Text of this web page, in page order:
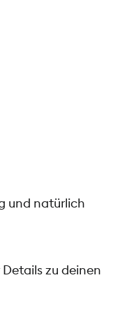
und natürlich
zu deinen